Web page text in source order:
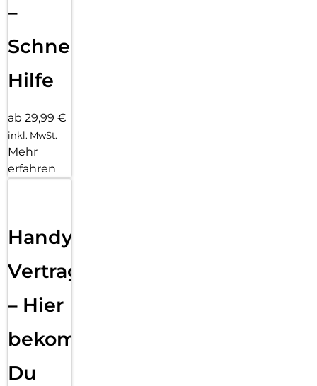
–
Schnelle
Hilfe
ab 29,99 €
inkl. MwSt.
Mehr
erfahren
Handy
Vertragsabwicklung
– Hier
bekommst
Du